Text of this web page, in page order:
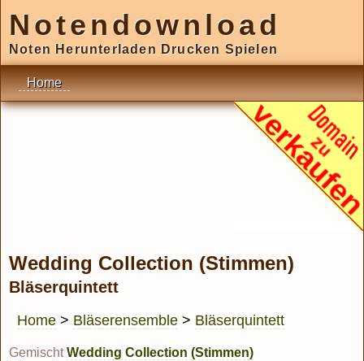
Notendownload
Noten Herunterladen Drucken Spielen
Home
Wedding Collection (Stimmen)
Bläserquintett
Home > Bläserensemble > Bläserquintett
Gemischt Wedding Collection (Stimmen)